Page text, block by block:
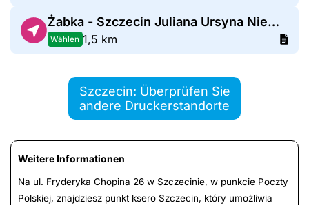
Żabka - Szczecin Juliana Ursyna Niemcewicza 35A
Wählen 1,5 km
Szczecin: Überprüfen Sie
andere Druckerstandorte
Weitere Informationen
Na ul. Fryderyka Chopina 26 w Szczecinie, w punkcie Poczty
Polskiej, znajdziesz punkt ksero Szczecin, który umożliwia